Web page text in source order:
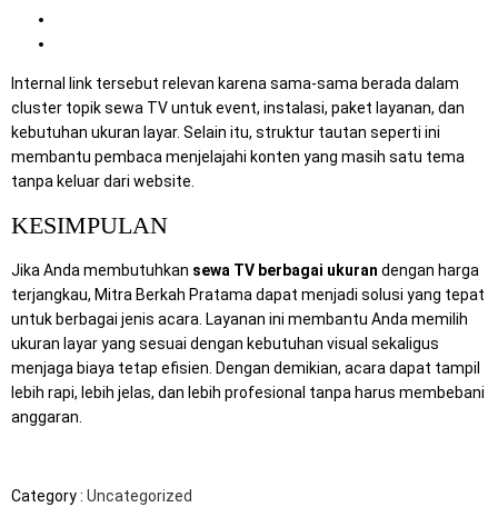
Internal link tersebut relevan karena sama-sama berada dalam
cluster topik sewa TV untuk event, instalasi, paket layanan, dan
kebutuhan ukuran layar. Selain itu, struktur tautan seperti ini
membantu pembaca menjelajahi konten yang masih satu tema
tanpa keluar dari website.
KESIMPULAN
Jika Anda membutuhkan sewa TV berbagai ukuran dengan harga
terjangkau, Mitra Berkah Pratama dapat menjadi solusi yang tepat
untuk berbagai jenis acara. Layanan ini membantu Anda memilih
ukuran layar yang sesuai dengan kebutuhan visual sekaligus
menjaga biaya tetap efisien. Dengan demikian, acara dapat tampil
lebih rapi, lebih jelas, dan lebih profesional tanpa harus membebani
anggaran.
Category : Uncategorized